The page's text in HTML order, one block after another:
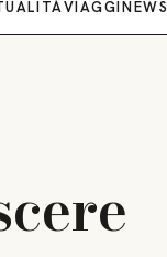
VIAGGINEWS